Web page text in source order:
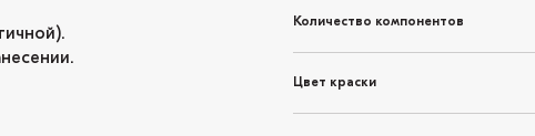
Количество компонентов
Цвет краски